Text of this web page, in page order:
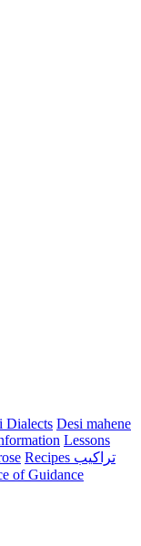
Dialects Desi mahene
Lessons
Recipes تراکیب
of Guidance